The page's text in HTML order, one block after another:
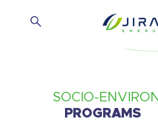
SOCIO-
PROGRAMS